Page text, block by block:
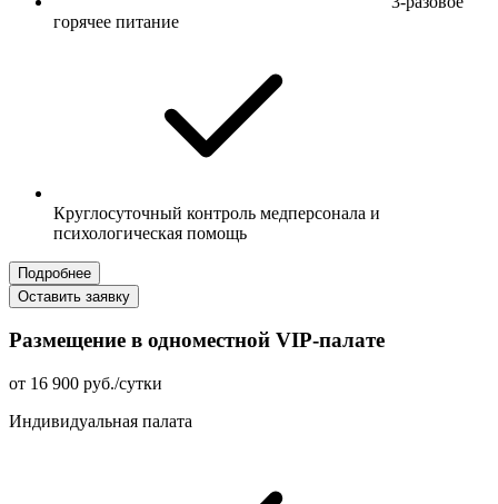
горячее питание
Круглосуточный контроль медперсонала и
психологическая помощь
Подробнее
Оставить заявку
Размещение в одноместной VIP-палате
от 16 900 руб./сутки
Индивидуальная палата